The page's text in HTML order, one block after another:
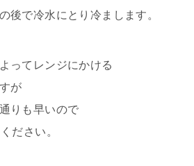
後で冷水にとり冷まします。
ってレンジにかける
が
りも早いので
ださい。